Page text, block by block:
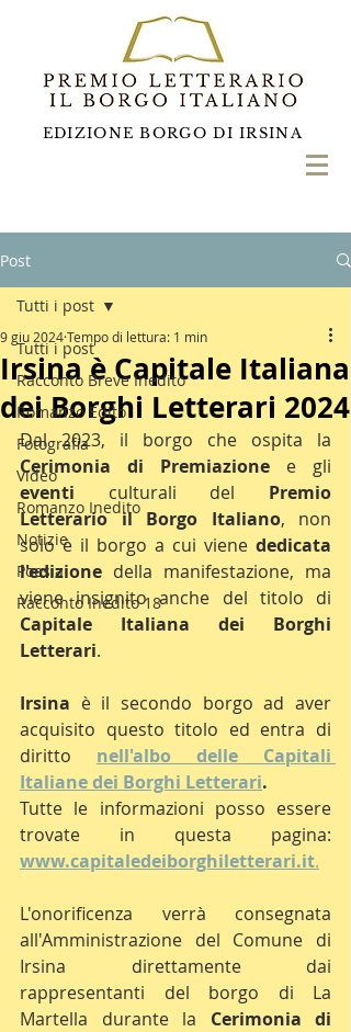
EDIZIONE BORGO DI IRSINA
Post
Tutti i post
Racconto Breve Inedito
Romanzo Edito
Fotografia
Video
Romanzo Inedito
Notizie
Poesia
Racconto Inedito 18
Tutti i post
Irsina è Capitale Italiana
dei Borghi Letterari 2024
9 giu 2024Tempo di lettura: 1 min
Cerimonia di Premiazione
eventi culturali del Premio
Letterario il Borgo Italiano, non
solo è il borgo a cui viene dedicata
l'edizione della manifestazione, ma
Capitale Italiana dei Borghi
Letterari.
Irsina è il secondo borgo ad aver
acquisito questo titolo ed entra di
diritto nell'albo delle Capitali
Italiane dei Borghi Letterari.
Tutte le informazioni posso essere
www.capitaledeiborghiletterari.it.
L'onorificenza verrà consegnata
all'Amministrazione del Comune di
Irsina direttamente dai
rappresentanti del borgo di La
Martella durante la Cerimonia di